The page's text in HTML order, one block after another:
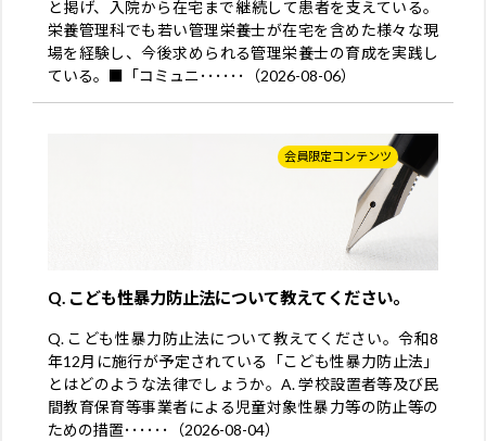
と掲げ、入院から在宅まで継続して患者を支えている。
栄養管理科でも若い管理栄養士が在宅を含めた様々な現
場を経験し、今後求められる管理栄養士の育成を実践し
ている。■「コミュニ･･････（2026-08-06）
会員限定コンテンツ
Q. こども性暴力防止法について教えてください。
Q. こども性暴力防止法について教えてください。令和8
年12月に施行が予定されている「こども性暴力防止法」
とはどのような法律でしょうか。A. 学校設置者等及び民
間教育保育等事業者による児童対象性暴力等の防止等の
ための措置･･････（2026-08-04）